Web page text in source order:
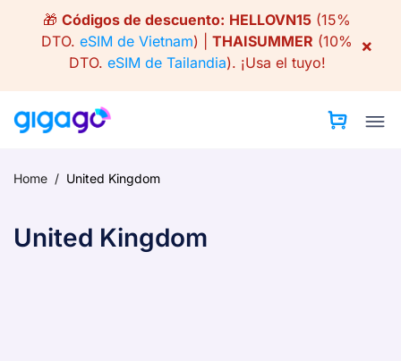
🎁 Códigos de descuento: HELLOVN15 (15%
DTO. eSIM de Vietnam) | THAISUMMER (10%
DTO. eSIM de Tailandia). ¡Usa el tuyo!
×
Home / United Kingdom
United Kingdom